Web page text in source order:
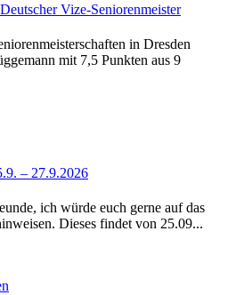
Vize-Seniorenmeister
in Dresden
mit 7,5 Punkten aus 9
– 27.9.2026
ich würde euch gerne auf das
Dieses findet von 25.09...